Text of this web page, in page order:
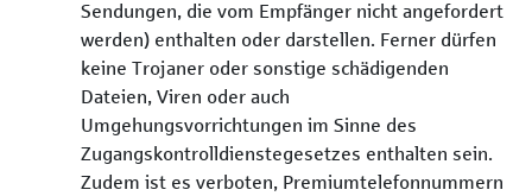
Sendungen, die vom Empfänger nicht angefordert
werden) enthalten oder darstellen. Ferner dürfen
keine Trojaner oder sonstige schädigenden
Dateien, Viren oder auch
Umgehungsvorrichtungen im Sinne des
Zugangskontrolldienstegesetzes enthalten sein.
Zudem ist es verboten, Premiumtelefonnummern